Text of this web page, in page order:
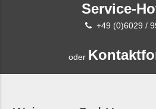
Service-
+49 (0)6029 /
oder